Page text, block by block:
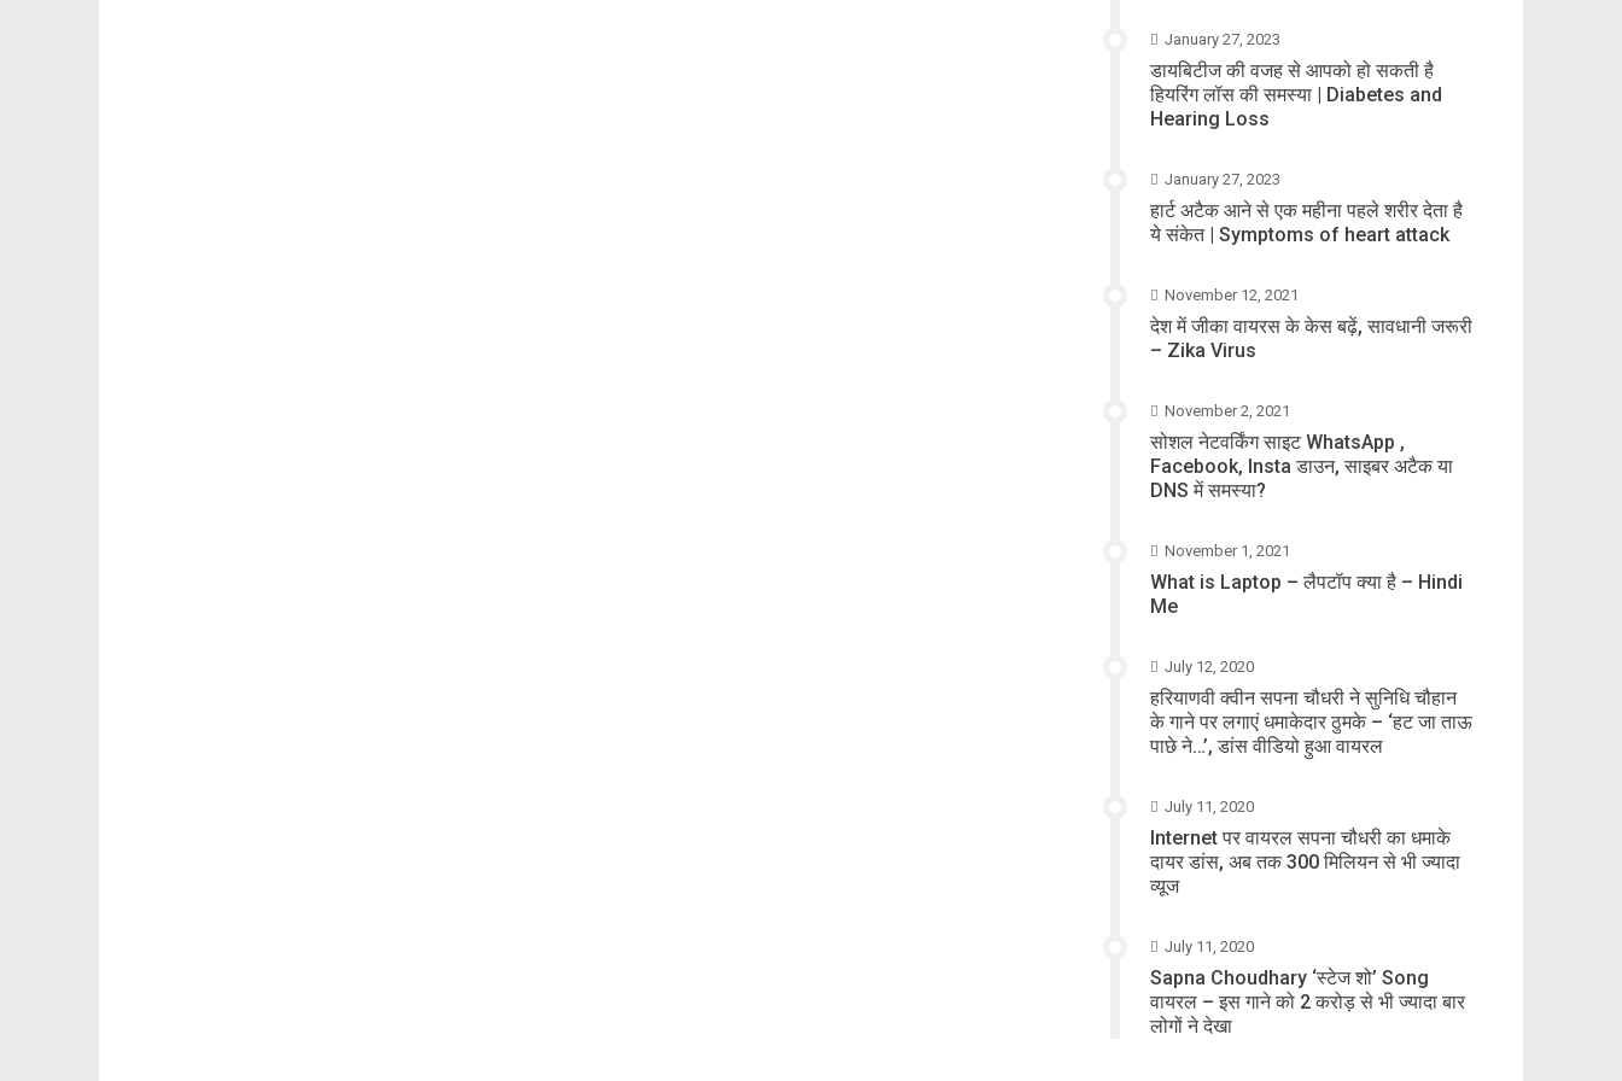
January 27, 2023
डायबिटीज की वजह से आपको हो सकती है
हियरिंग लॉस की समस्या | Diabetes and
Hearing Loss
January 27, 2023
हार्ट अटैक आने से एक महीना पहले शरीर देता है
ये संकेत | Symptoms of heart attack
November 12, 2021
देश में जीका वायरस के केस बढ़ें, सावधानी जरूरी
– Zika Virus
November 2, 2021
सोशल नेटवर्किंग साइट WhatsApp ,
Facebook, Insta डाउन, साइबर अटैक या
DNS में समस्या?
November 1, 2021
What is Laptop – लैपटॉप क्या है – Hindi
Me
July 12, 2020
हरियाणवी क्वीन सपना चौधरी ने सुनिधि चौहान
के गाने पर लगाएं धमाकेदार ठुमके – ‘हट जा ताऊ
पाछे ने…’, डांस वीडियो हुआ वायरल
July 11, 2020
Internet पर वायरल सपना चौधरी का धमाके
दायर डांस, अब तक 300 मिलियन से भी ज्यादा
व्यूज
July 11, 2020
Sapna Choudhary ‘स्टेज शो’ Song
वायरल – इस गाने को 2 करोड़ से भी ज्यादा बार
लोगों ने देखा